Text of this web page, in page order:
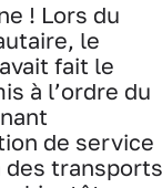
! Lors du
le
fait le
à l’ordre du
de service
des transports